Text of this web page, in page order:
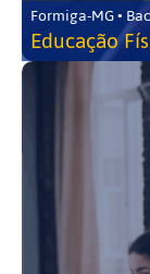
Formiga-MG •
Educação